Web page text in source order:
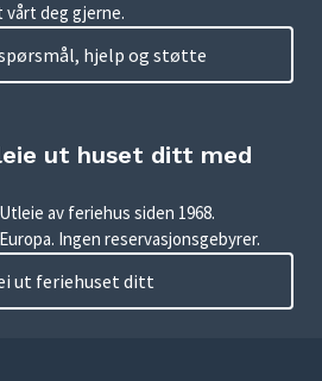
vårt deg gjerne.
hjelp og støtte
ut huset ditt med
av feriehus siden 1968.
Ingen reservasjonsgebyrer.
ut feriehuset ditt